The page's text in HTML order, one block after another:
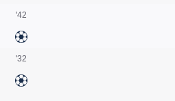
42'
32'